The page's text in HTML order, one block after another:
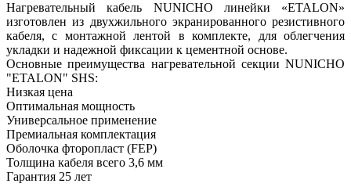
Нагревательный кабель NUNICHO линейки «ETALON»
изготовлен из двухжильного экранированного резистивного
кабеля, с монтажной лентой в комплекте, для облегчения
укладки и надежной фиксации к цементной основе.
Основные преимущества нагревательной секции NUNICHO
"ETALON" SHS:
Низкая цена
Оптимальная мощность
Универсальное применение
Премиальная комплектация
Оболочка фторопласт (FEP)
Толщина кабеля всего 3,6 мм
Гарантия 25 лет